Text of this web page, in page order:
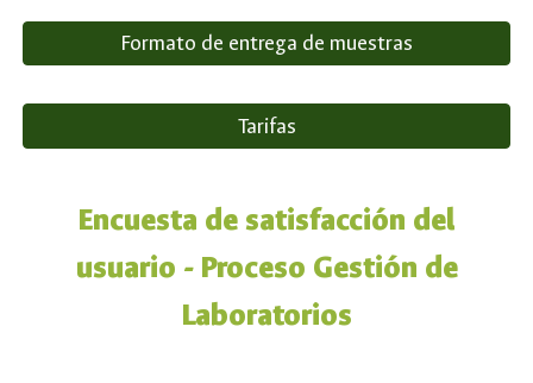
Formato de entrega de muestras
Tarifas
Encuesta de satisfacción del
usuario - Proceso Gestión de
Laboratorios